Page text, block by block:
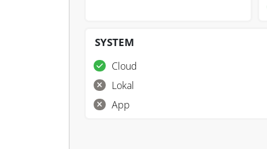
SYSTEM
Cloud
Lokal
App